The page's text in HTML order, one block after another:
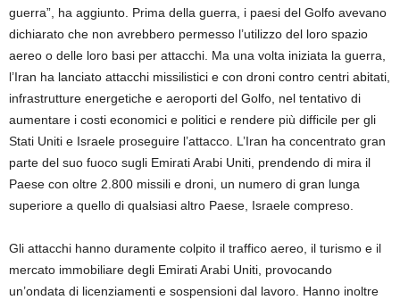
guerra”, ha aggiunto. Prima della guerra, i paesi del Golfo avevano
dichiarato che non avrebbero permesso l’utilizzo del loro spazio
aereo o delle loro basi per attacchi. Ma una volta iniziata la guerra,
l’Iran ha lanciato attacchi missilistici e con droni contro centri abitati,
infrastrutture energetiche e aeroporti del Golfo, nel tentativo di
aumentare i costi economici e politici e rendere più difficile per gli
Stati Uniti e Israele proseguire l’attacco. L’Iran ha concentrato gran
parte del suo fuoco sugli Emirati Arabi Uniti, prendendo di mira il
Paese con oltre 2.800 missili e droni, un numero di gran lunga
superiore a quello di qualsiasi altro Paese, Israele compreso.
Gli attacchi hanno duramente colpito il traffico aereo, il turismo e il
mercato immobiliare degli Emirati Arabi Uniti, provocando
un’ondata di licenziamenti e sospensioni dal lavoro. Hanno inoltre